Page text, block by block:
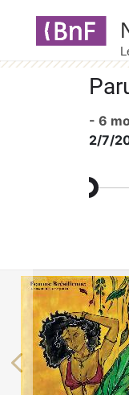
- 6
2/7/
Previous